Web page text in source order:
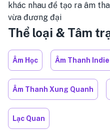
khác nhau để tạo ra âm
vừa đương đại
Thể loại & Tâm
Âm Học Âm Thanh Indie
Âm Thanh Xung Quanh
Lạc Quan